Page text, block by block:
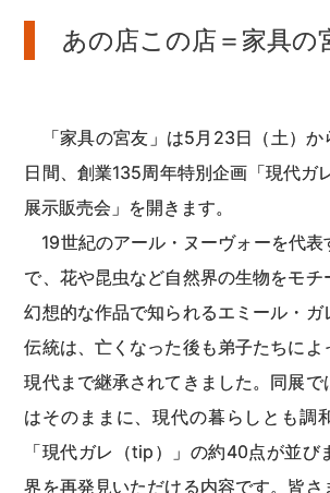
あの店この店＝家具の
「家具の宮友」は5月23日（土）か
日間、創業135周年特別企画「現代
展示販売会」を開きます。
19世紀のアール・ヌーヴォーを代表
で、花や昆虫など自然界の生物をモチ
幻想的な作品で知られるエミール・ガ
伝統は、亡くなった後も弟子たちによ
現代まで継承されてきました。同展で
はそのままに、現代の暮らしとも調
「現代ガレ（tip）」の約40点が並び
界を再発見いただける内容です。皆さ